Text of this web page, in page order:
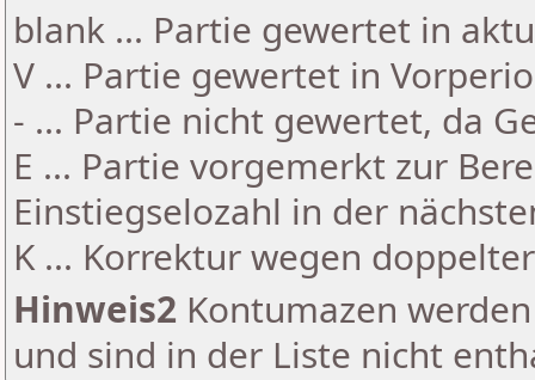
blank ... Partie gewertet in
V ... Partie gewertet in
- ... Partie nicht gewertet, da
E ... Partie vorgemerkt zur
Einstiegselozahl in der
K ... Korrektur wegen
Hinweis2 Kontumazen
und sind in der Liste nicht